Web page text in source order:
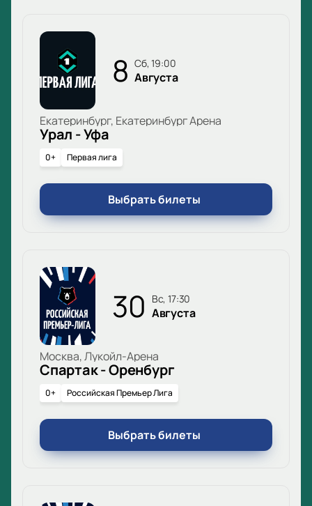
8 сб, 19:00
Августа
Екатеринбург, Екатеринбург Арена
Урал - Уфа
0+ Первая лига
Выбрать билеты
30 вс, 17:30
Августа
Москва, Лукойл-Арена
Спартак - Оренбург
0+ Российская Премьер Лига
Выбрать билеты